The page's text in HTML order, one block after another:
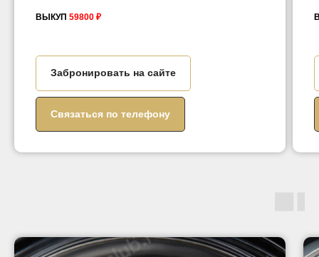
ВЫКУП 59800 ₽
Забронировать на сайте
Связаться по телефону